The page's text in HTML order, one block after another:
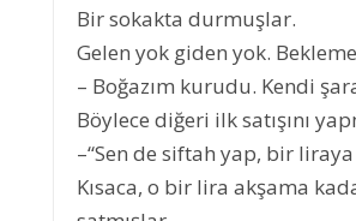
Bir sokakta durmuşlar.
Gelen yok giden yok.
– Boğazım kurudu. Kendi
Böylece diğeri ilk satışını
–“Sen de siftah yap, bir
Kısaca, o bir lira akşama